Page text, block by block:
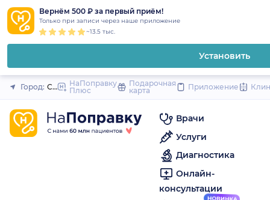
Вернём 500 ₽ за первый приём!
Только при записи через наше приложение
~13.5 тыс.
Установить
Закрыть
Город: СамараНаПоправку
Плюс
Подарочная
карта
Приложение
Врачи
Услуги
Диагностика
Онлайн-
консультации